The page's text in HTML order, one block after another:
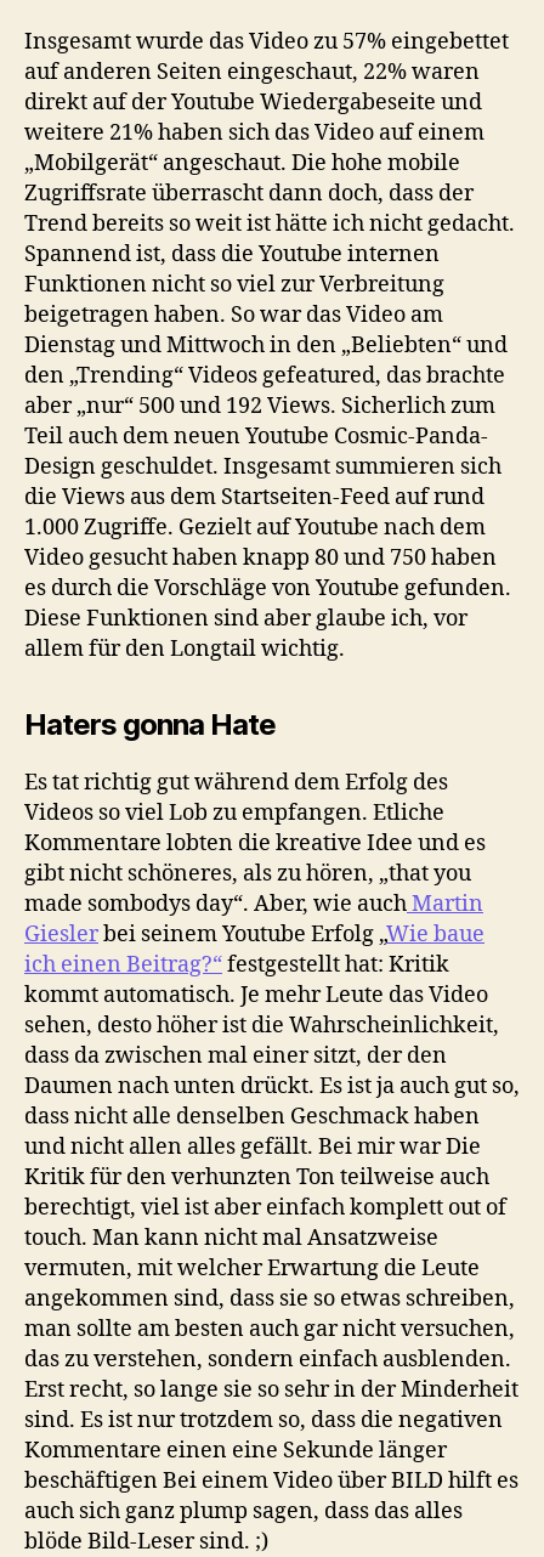
Insgesamt wurde das Video zu 57% eingebettet
auf anderen Seiten eingeschaut, 22% waren
direkt auf der Youtube Wiedergabeseite und
weitere 21% haben sich das Video auf einem
„Mobilgerät“ angeschaut. Die hohe mobile
Zugriffsrate überrascht dann doch, dass der
Trend bereits so weit ist hätte ich nicht gedacht.
Spannend ist, dass die Youtube internen
Funktionen nicht so viel zur Verbreitung
beigetragen haben. So war das Video am
Dienstag und Mittwoch in den „Beliebten“ und
den „Trending“ Videos gefeatured, das brachte
aber „nur“ 500 und 192 Views. Sicherlich zum
Teil auch dem neuen Youtube Cosmic-Panda-
Design geschuldet. Insgesamt summieren sich
die Views aus dem Startseiten-Feed auf rund
1.000 Zugriffe. Gezielt auf Youtube nach dem
Video gesucht haben knapp 80 und 750 haben
es durch die Vorschläge von Youtube gefunden.
Diese Funktionen sind aber glaube ich, vor
allem für den Longtail wichtig.
Haters gonna Hate
Es tat richtig gut während dem Erfolg des
Videos so viel Lob zu empfangen. Etliche
Kommentare lobten die kreative Idee und es
gibt nicht schöneres, als zu hören, „that you
made sombodys day“. Aber, wie auchMartin
Gieslerbei seinem Youtube Erfolg „Wie baue
ich einen Beitrag?“festgestellt hat: Kritik
kommt automatisch. Je mehr Leute das Video
sehen, desto höher ist die Wahrscheinlichkeit,
dass da zwischen mal einer sitzt, der den
Daumen nach unten drückt. Es ist ja auch gut so,
dass nicht alle denselben Geschmack haben
und nicht allen alles gefällt. Bei mir war Die
Kritik für den verhunzten Ton teilweise auch
berechtigt, viel ist aber einfach komplett out of
touch. Man kann nicht mal Ansatzweise
vermuten, mit welcher Erwartung die Leute
angekommen sind, dass sie so etwas schreiben,
man sollte am besten auch gar nicht versuchen,
das zu verstehen, sondern einfach ausblenden.
Erst recht, so lange sie so sehr in der Minderheit
sind. Es ist nur trotzdem so, dass die negativen
Kommentare einen eine Sekunde länger
beschäftigen Bei einem Video über BILD hilft es
auch sich ganz plump sagen, dass das alles
blöde Bild-Leser sind. ;)